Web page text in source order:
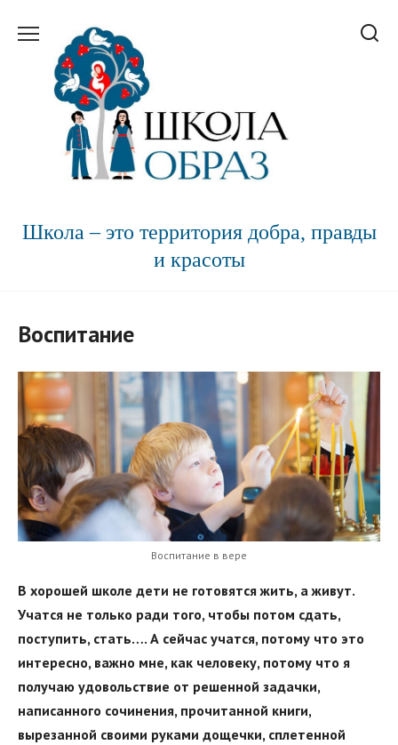
содержанию
Школа – это территория добра, правды
и красоты
Воспитание
Воспитание в вере
В хорошей школе дети не готовятся жить, а живут.
Учатся не только ради того, чтобы потом сдать,
поступить, стать…. А сейчас учатся, потому что это
интересно, важно мне, как человеку, потому что я
получаю удовольствие от решенной задачки,
написанного сочинения, прочитанной книги,
вырезанной своими руками дощечки, сплетенной